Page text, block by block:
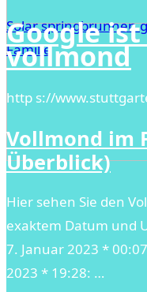
Solar springbrunnen
Familie
Google
vollmond
http s://
Vollmond im
Überblick)
Hier sehen Sie den
exaktem Datum und
7. Januar 2023 *
2023 * 19:28: …